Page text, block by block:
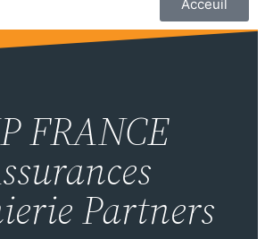
Acceuil
FRANCE
Partners